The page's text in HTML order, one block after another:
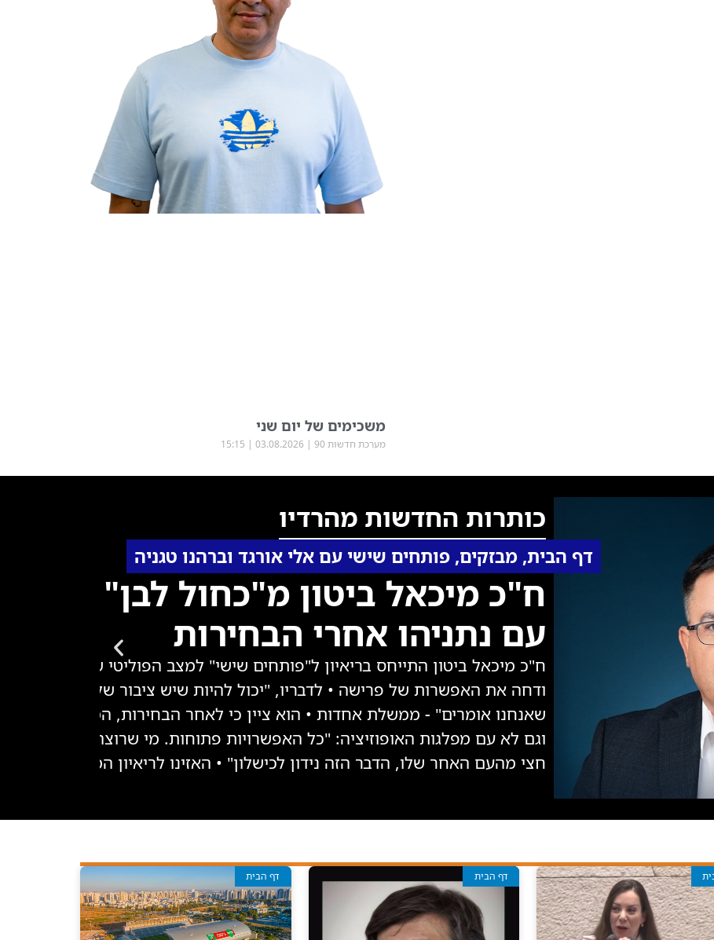
משכימים של יום שני
מערכת חדשות 90
כותרות החדשות מהרדיו
דף הבית, מבזקים,פותחים שישי עם אלי אורגד וברהנו טגניה
ח"כ מיכאל ביטון מ"כחול לבן" לא
עם נתניהו אחרי הבחירות
ח"כ מיכאל ביטון התייחס בריאיון ל"פותחים שישי" למצב הפוליטי של כחול לבן,
שאנחנו אומרים" - ממשלת אחדות • הוא ציין כי לאחר הבחירות, המפלגה לא
חצי מהעם האחר שלו, הדבר הזה נידון לכישלון" • האזינו לריאיון המלא
דף הבית דף הבית